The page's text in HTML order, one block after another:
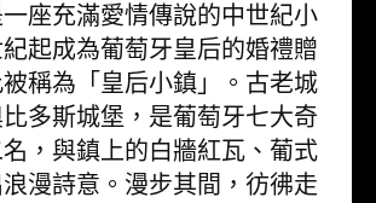
座充滿愛情傳說的中世紀小
起成為葡萄牙皇后的婚禮贈
稱為「皇后小鎮」。古老城
多斯城堡，是葡萄牙七大奇
，與鎮上的白牆紅瓦、葡式
漫詩意。漫步其間，彷彿走